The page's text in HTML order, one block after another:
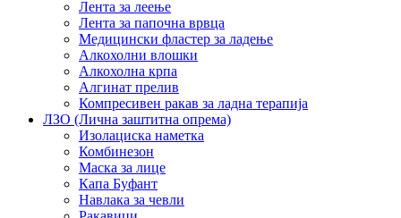
Лента за леење
Лента за папочна врвца
Медицински фластер за ладење
Алкохолни влошки
Алкохолна крпа
Алгинат прелив
Компресивен ракав за ладна терапија
ЛЗО (Лична заштитна опрема)
Изолациска наметка
Комбинезон
Маска за лице
Капа Буфант
Навлака за чевли